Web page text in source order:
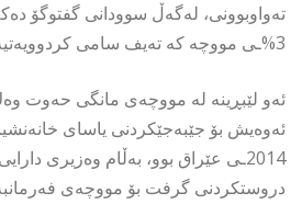
تەواوبوونی، لەگەڵ سوودانی گفتوگۆ
3%ـی مووچە كە تەیف سامی كردوویەتیە كێشە بۆ ناردنی مووچە.
ئەو لێبڕینە لە مووچەی مانگی حەوت
ئەوەیش بۆ جێبەجێكردنی یاسای
2014ـی عێراق بوو، بەڵام وەزیری
دروستكردنی گرفت بۆ مووچەی